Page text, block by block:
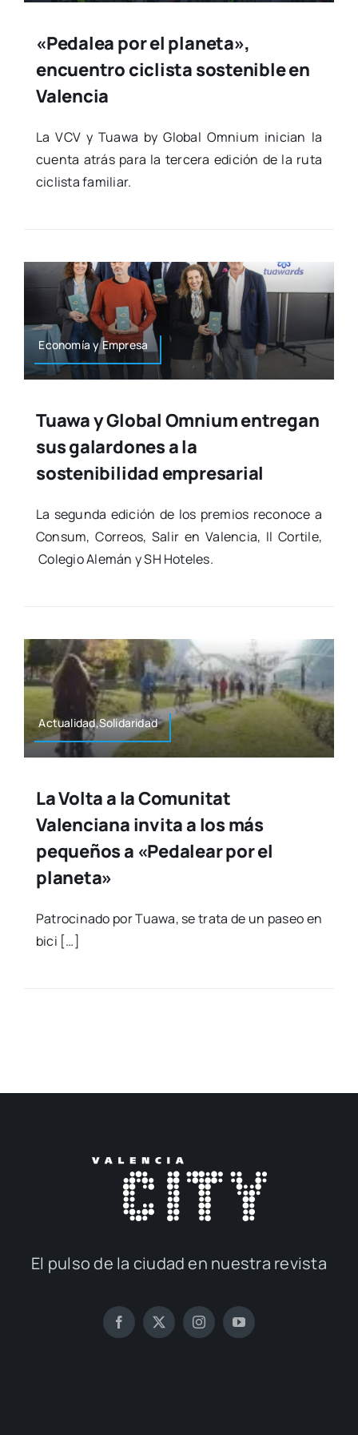
«Pedalea por el planeta»,
encuentro ciclista sostenible en
Valencia
La VCV y Tua­wa by Glo­bal Omni­um ini­cian la
cuen­ta atrás para la ter­ce­ra edi­ción de la ruta
ciclis­ta fami­liar.
Eco­no­mía y Empre­sa
Tuawa y Global Omnium entregan
sus galardones a la
sostenibilidad empresarial
La segun­da edi­ción de los pre­mios reco­no­ce a
Con­sum, Correos, Salir en Valen­cia, Il Cor­ti­le,
Cole­gio Ale­mán y SH Hote­les.
Actualidad,Solidaridad
La Volta a la Comunitat
Valenciana invita a los más
pequeños a «Pedalear por el
planeta»
Patro­ci­na­do por Tua­wa, se tra­ta de un paseo en
bici […]
El pul­so de la ciu­dad en nues­tra revis­ta